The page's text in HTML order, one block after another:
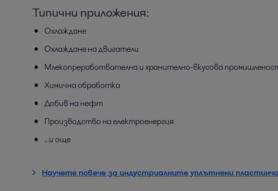
Типични приложения:
Охлаждане
Охлаждане на двигатели
Млекопреработвателна и хранително-вкусова
Химична обработка
Добив на нефт
Производство на електроенергия
...и още
Научете повече за индустриалните уплътнени